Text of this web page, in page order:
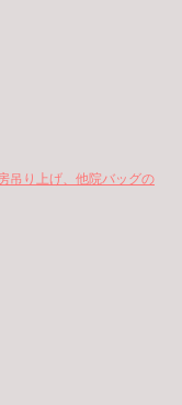
吊り上げ、他院バッグの